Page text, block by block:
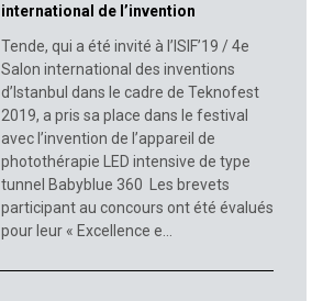
international de l’invention
d’effort créatif ont été décernés
Tende, qui a été invité à l’ISIF’19 / 4e
Salon international des inventions
d’Istanbul dans le cadre de Teknofest
2019, a pris sa place dans le festival
avec l’invention de l’appareil de
photothérapie LED intensive de type
tunnel Babyblue 360 Les brevets
participant au concours ont été évalués
pour leur « Excellence e...